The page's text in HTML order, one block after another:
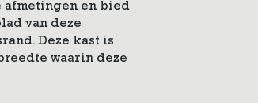
afmetingen en bied
van deze
Deze kast is
waarin deze